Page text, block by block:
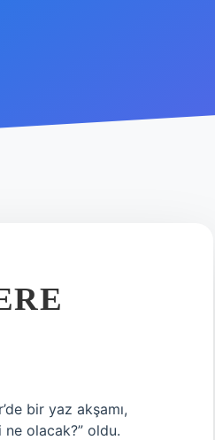
bir yaz akşamı,
olacak?” oldu.